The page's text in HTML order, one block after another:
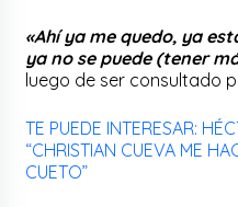
«Ahí ya me quedo, ya
ya no se puede (tener
luego de ser consultado
TE PUEDE INTERESAR:
“CHRISTIAN CUEVA ME
CUETO”